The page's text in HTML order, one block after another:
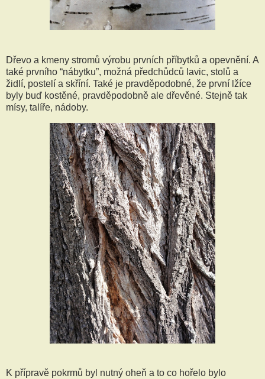
Dřevo a kmeny stromů výrobu prvních příbytků a opevnění. A
také prvního “nábytku”, možná předchůdců lavic, stolů a
židlí, postelí a skříní. Také je pravděpodobné, že první lžíce
byly buď kostěné, pravděpodobně ale dřevěné. Stejně tak
mísy, talíře, nádoby.
K přípravě pokrmů byl nutný oheň a to co hořelo bylo